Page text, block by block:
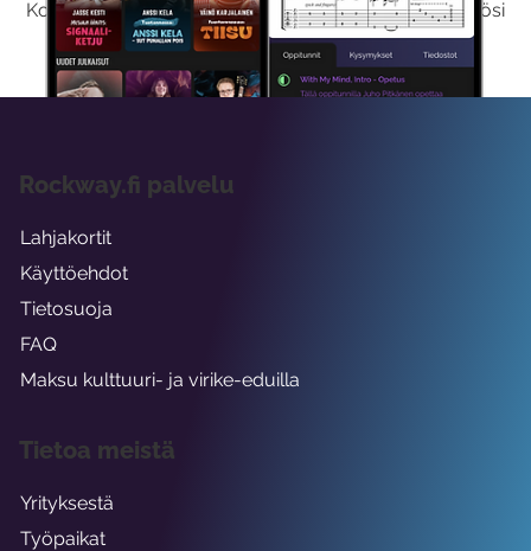
Kokeilemalla ilmaiseksi saat koko sisältömme käyttöösi
viikon ajaksi.
Rockway.fi palvelu
Lahjakortit
Käyttöehdot
Tietosuoja
FAQ
Maksu kulttuuri- ja virike-eduilla
Tietoa meistä
Yrityksestä
Työpaikat